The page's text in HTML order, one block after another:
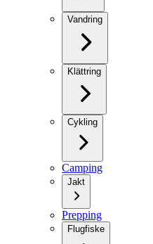
Vandring
Klättring
Cykling
Camping
Jakt
Prepping
Flugfiske